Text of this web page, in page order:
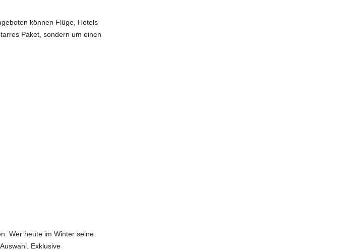
können Flüge, Hotels
Paket, sondern um einen
Wer heute im Winter seine
Exklusive